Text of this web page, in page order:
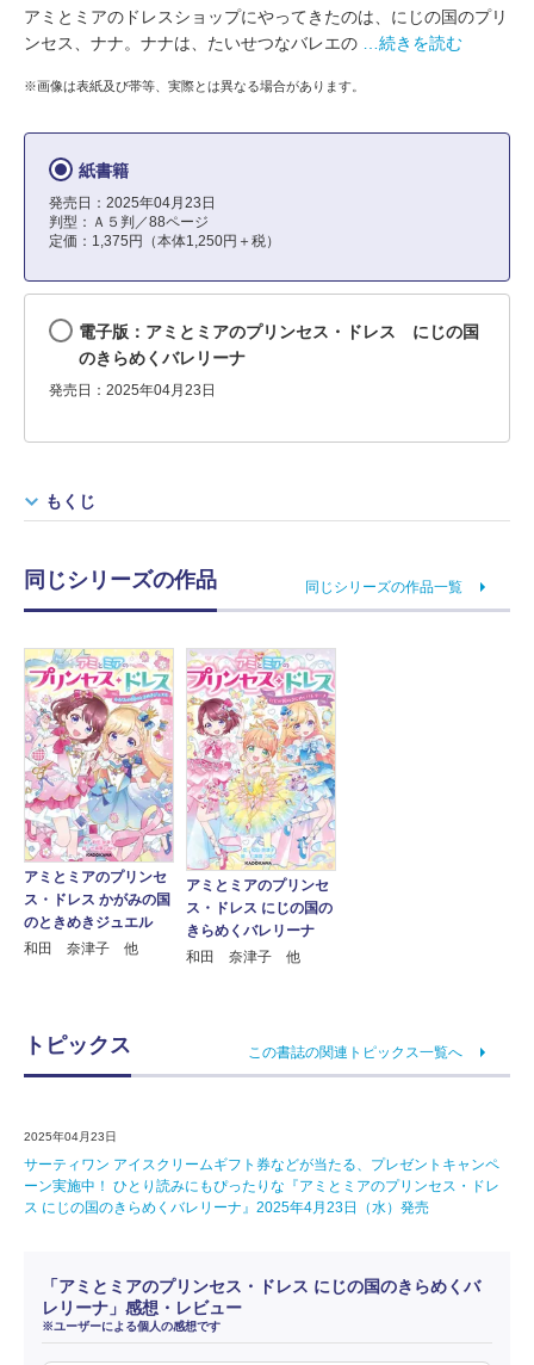
アミとミアのドレスショップにやってきたのは、にじの国のプリ
ンセス、ナナ。ナナは、たいせつなバレエの
…続きを読む
※画像は表紙及び帯等、実際とは異なる場合があります。
紙書籍
発売日：2025年04月23日
判型：Ａ５判／88ページ
定価：1,375円（本体1,250円＋税）
電子版：アミとミアのプリンセス・ドレス にじの国
のきらめくバレリーナ
発売日：2025年04月23日
もくじ
同じシリーズの作品 同じシリーズの作品一覧
アミとミアのプリンセ
ス・ドレス かがみの国
のときめきジュエル
和田 奈津子 他
アミとミアのプリンセ
ス・ドレス にじの国の
きらめくバレリーナ
和田 奈津子 他
トピックス この書誌の関連トピックス一覧へ
2025年04月23日
サーティワン アイスクリームギフト券などが当たる、プレゼントキャンペ
ーン実施中！ ひとり読みにもぴったりな『アミとミアのプリンセス・ドレ
ス にじの国のきらめくバレリーナ』2025年4月23日（水）発売
「アミとミアのプリンセス・ドレス にじの国のきらめくバ
レリーナ」感想・レビュー
※ユーザーによる個人の感想です